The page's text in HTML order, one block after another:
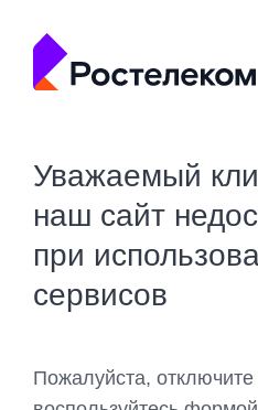
Уважаемый
наш сайт
при
сервисов
Пожалуйста,